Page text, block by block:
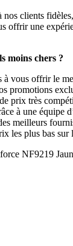
clients
offrir une
moins chers ?
à vous offrir le
promotions
prix très
à une équipe
meilleurs
les plus bas sur
NF9219